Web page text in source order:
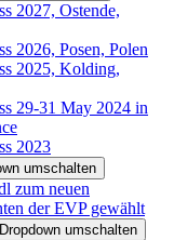
2027, Ostende,
2026, Posen, Polen
2025, Kolding,
29-31 May 2024 in
2023
umschalten
zum neuen
der EVP gewählt
Dropdown umschalten